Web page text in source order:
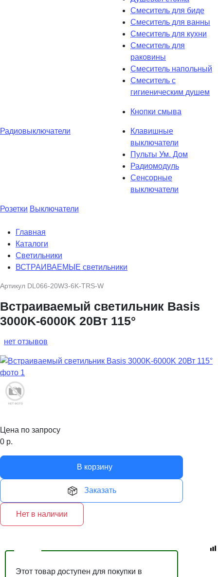
Смеситель для биде
Смеситель для ванны
Смеситель для кухни
Смеситель для
раковины
Смеситель напольный
Смеситель с
гигиеническим душем
Кнопки смыва
Радиовыключатели
Клавишные
выключатели
Пульты Ум. Дом
Радиомодуль
Сенсорные
выключатели
Розетки Выключатели
Главная
Каталоги
Светильники
ВСТРАИВАЕМЫЕ светильники
Артикул DL066-20W3-6K-TRS-W
Встраиваемый светильник Basis
3000K-6000K 20Вт 115°
нет отзывов
Цена по запросу
0 р.
В корзину
Заказать
Нет в наличии
Этот товар доступен для покупки в